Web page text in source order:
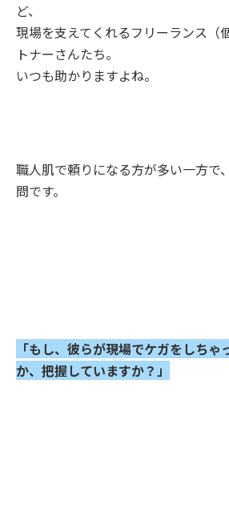
ど、
現場を支えてくれるフリーランス（
トナーさんたち。
いつも助かりますよね。
職人肌で頼りになる方が多い一方で
問です。
「もし、彼らが現場でケガをしち
か、把握していますか？」